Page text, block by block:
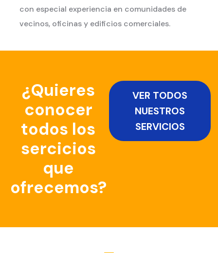
con especial experiencia en comunidades de
vecinos, oficinas y edificios comerciales.
¿Quieres
conocer
todos los
sercicios
que
ofrecemos?
VER TODOS
NUESTROS
SERVICIOS